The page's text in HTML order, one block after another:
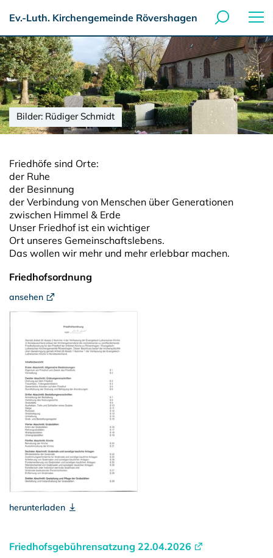
Ev.-Luth. Kirchengemeinde Rövershagen
Bilder: Rüdiger Schmidt
Bilder: Rüdiger Schmidt
Bilder: Rüdiger Schmidt
Bilder: Rüdiger Schmidt
Bilder: Rüdiger Schmidt
Friedhöfe sind Orte:
der Ruhe
der Besinnung
der Verbindung von Menschen über Generationen
zwischen Himmel & Erde
Unser Friedhof ist ein wichtiger
Ort unseres Gemeinschaftslebens.
Das wollen wir mehr und mehr erlebbar machen.
Friedhofsordnung
ansehen
herunterladen
Friedhofsgebührensatzung 22.04.2026